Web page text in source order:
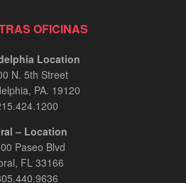
OFICINAS
Location
N. 5th Street
PA. 19120
– Location
Paseo Blvd
FL 33166